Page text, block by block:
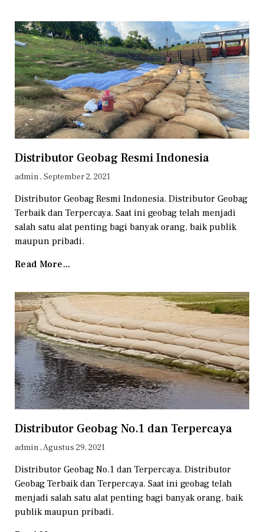
Distributor Geobag Resmi Indonesia
admin September 2, 2021
Distributor Geobag Resmi Indonesia. Distributor Geobag
Terbaik dan Terpercaya. Saat ini geobag telah menjadi
salah satu alat penting bagi banyak orang, baik publik
maupun pribadi.
Read More...
Distributor Geobag No.1 dan Terpercaya
admin Agustus 29, 2021
Distributor Geobag No.1 dan Terpercaya. Distributor
Geobag Terbaik dan Terpercaya. Saat ini geobag telah
menjadi salah satu alat penting bagi banyak orang, baik
publik maupun pribadi.